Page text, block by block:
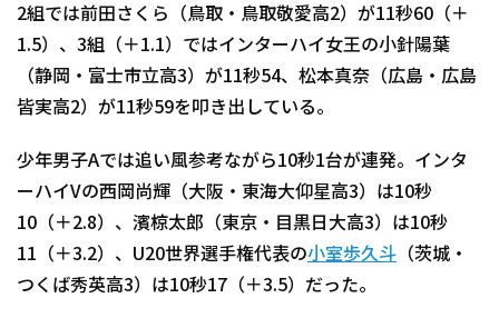
2組では前田さくら（鳥取・鳥取敬愛高2）が11秒60（＋
1.5）、3組（＋1.1）ではインターハイ女王の小針陽葉
（静岡・富士市立高3）が11秒54、松本真奈（広島・広島
皆実高2）が11秒59を叩き出している。
少年男子Aでは追い風参考ながら10秒1台が連発。インタ
ーハイVの西岡尚輝（大阪・東海大仰星高3）は10秒
10（＋2.8）、濱椋太郎（東京・目黒日大高3）は10秒
11（＋3.2）、U20世界選手権代表の小室歩久斗 （茨城・
つくば秀英高3）は10秒17（＋3.5）だった。